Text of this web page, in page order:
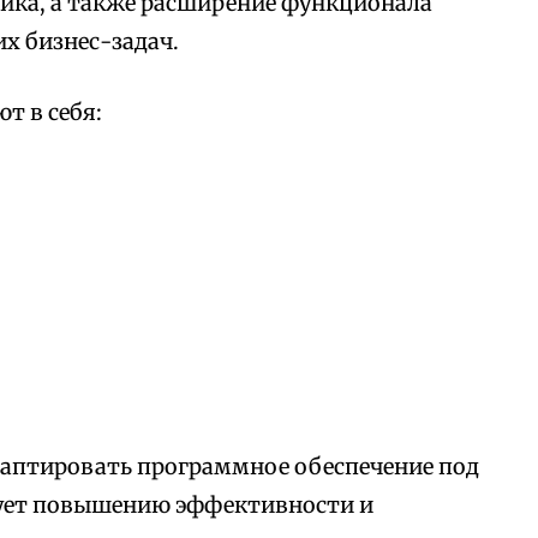
бизнес-задач.
в себя:
программное обеспечение под
повышению эффективности и